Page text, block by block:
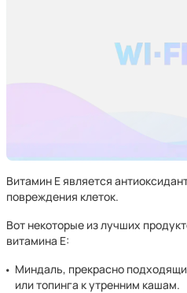
Витамин Е является
повреждения клеток.
Вот некоторые из лучших
витамина Е:
Миндаль, прекрасно
или топинга к утренним кашам.